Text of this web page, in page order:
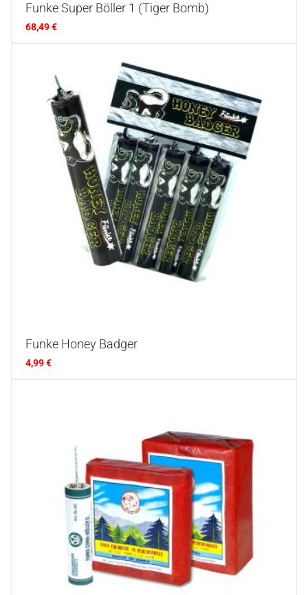
Funke Super Böller 1 (Tiger Bomb)
68,49€
Funke Honey Badger
4,99€